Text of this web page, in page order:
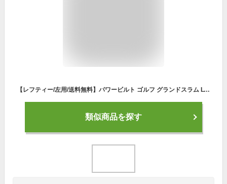
【レフティー/左用/送料無料】パワービルト ゴルフ グランドスラム LT MAX 460cc大型ヘッド ドライバー オリジナル カーボンシャフト 初心者 ビギナー
類似商品を探す